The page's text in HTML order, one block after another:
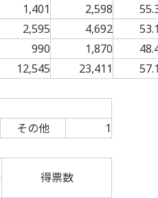
1,401 2,598
2,595 4,692
990 1,870
12,545 23,411
その他 1
得票数